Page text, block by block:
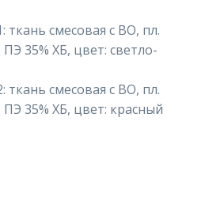
ткань смесовая с ВО, пл.
ПЭ 35% ХБ, цвет: светло-
ткань смесовая с ВО, пл.
ПЭ 35% ХБ, цвет: красный